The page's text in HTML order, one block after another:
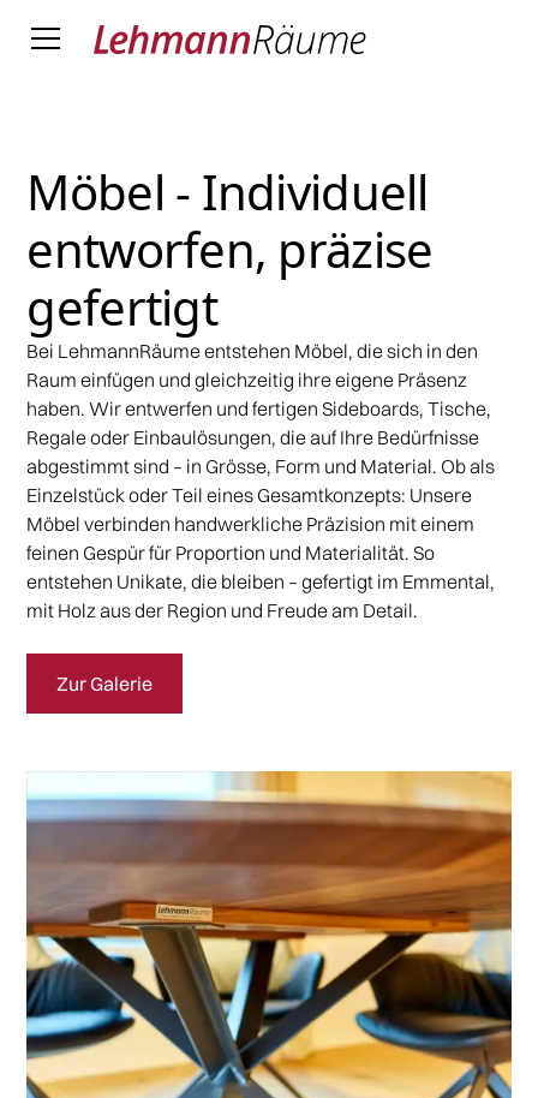
Möbel - Individuell
entworfen, präzise
gefertigt
Bei LehmannRäume entstehen Möbel, die sich in den
Raum einfügen und gleichzeitig ihre eigene Präsenz
haben. Wir entwerfen und fertigen Sideboards, Tische,
Regale oder Einbaulösungen, die auf Ihre Bedürfnisse
abgestimmt sind – in Grösse, Form und Material. Ob als
Einzelstück oder Teil eines Gesamtkonzepts: Unsere
Möbel verbinden handwerkliche Präzision mit einem
feinen Gespür für Proportion und Materialität. So
entstehen Unikate, die bleiben – gefertigt im Emmental,
mit Holz aus der Region und Freude am Detail.
Zur Galerie